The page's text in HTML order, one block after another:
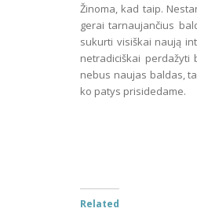
Žinoma, kad taip.
gerai tarnaujančius
sukurti visiškai naują
netradiciškai
nebus naujas baldas,
ko patys prisidedame.
Related